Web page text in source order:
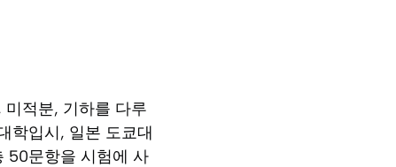
적분, 기하를 다루
학입시, 일본 도쿄대
50문항을 시험에 사